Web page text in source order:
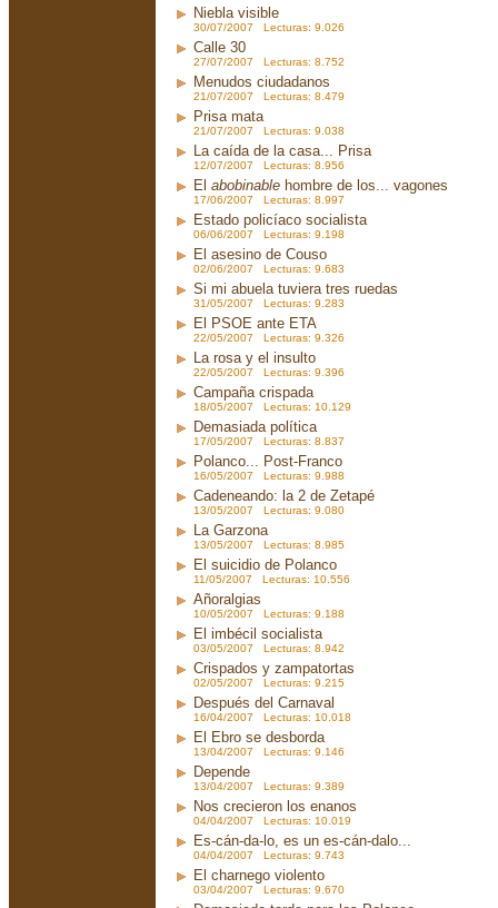
Niebla visible
30/07/2007 Lecturas: 9.026
Calle 30
27/07/2007 Lecturas: 8.752
Menudos ciudadanos
21/07/2007 Lecturas: 8.479
Prisa mata
21/07/2007 Lecturas: 9.038
La caída de la casa... Prisa
12/07/2007 Lecturas: 8.956
El abobinable hombre de los... vagones
17/06/2007 Lecturas: 8.997
Estado policíaco socialista
06/06/2007 Lecturas: 9.198
El asesino de Couso
02/06/2007 Lecturas: 9.683
Si mi abuela tuviera tres ruedas
31/05/2007 Lecturas: 9.283
El PSOE ante ETA
22/05/2007 Lecturas: 9.326
La rosa y el insulto
22/05/2007 Lecturas: 9.396
Campaña crispada
18/05/2007 Lecturas: 10.129
Demasiada política
17/05/2007 Lecturas: 8.837
Polanco... Post-Franco
16/05/2007 Lecturas: 9.988
Cadeneando: la 2 de Zetapé
13/05/2007 Lecturas: 9.080
La Garzona
13/05/2007 Lecturas: 8.985
El suicidio de Polanco
11/05/2007 Lecturas: 10.556
Añoralgias
10/05/2007 Lecturas: 9.188
El imbécil socialista
03/05/2007 Lecturas: 8.942
Crispados y zampatortas
02/05/2007 Lecturas: 9.215
Después del Carnaval
16/04/2007 Lecturas: 10.018
El Ebro se desborda
13/04/2007 Lecturas: 9.146
Depende
13/04/2007 Lecturas: 9.389
Nos crecieron los enanos
04/04/2007 Lecturas: 10.019
Es-cán-da-lo, es un es-cán-dalo...
04/04/2007 Lecturas: 9.743
El charnego violento
03/04/2007 Lecturas: 9.670